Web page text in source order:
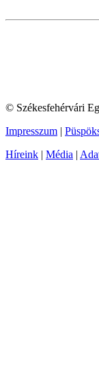
© Székesfehérvári
Impresszum |
Híreink | Média |